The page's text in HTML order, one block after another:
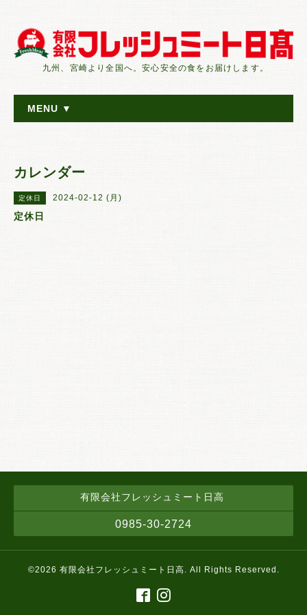
九州、宮崎より全国へ。安心安全の食をお届けします。
MENU ▼
カレンダー
定休日 2024-02-12 (月)
定休日
有限会社フレッシュミート日高
0985-30-2724
©2026 有限会社フレッシュミート日高. All Rights Reserved.